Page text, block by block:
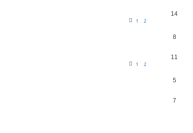
1 2
14
8
1 2
11
5
7